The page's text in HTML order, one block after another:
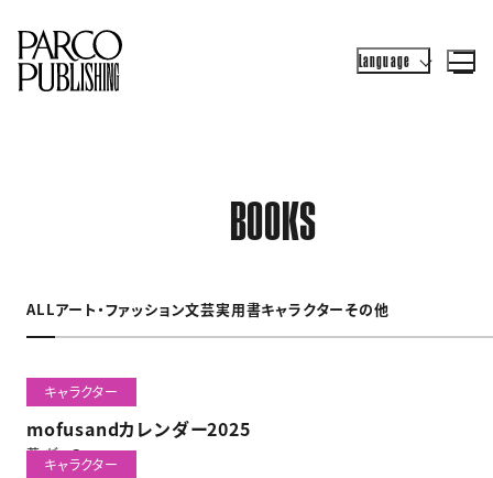
Language
BOOKS
ALLアート・ファッション文芸実用書キャラクターその他
キャラクター
mofusandカレンダー2025
著 ぢゅの
キャラクター